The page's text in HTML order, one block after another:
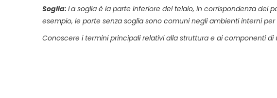
Soglia: La soglia è la parte inferiore del telaio, in corrispondenza del
esempio, le porte senza soglia sono comuni negli ambienti interni
Conoscere i termini principali relativi alla struttura e ai componenti